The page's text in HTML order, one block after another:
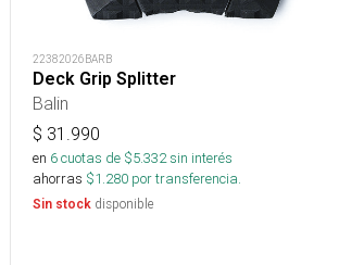
22382026BARB
Deck Grip Splitter
Balin
$ 31.990
en 6cuotas de $5.332sin interés
ahorras $1.280 por transferencia.
Sin stock disponible